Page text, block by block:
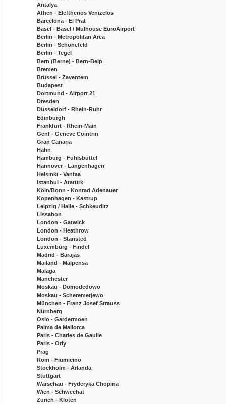
Antalya
Athen - Eleftherios Venizelos
Barcelona - El Prat
Basel - Basel / Mulhouse EuroAirport
Berlin - Metropolitan Area
Berlin - Schönefeld
Berlin - Tegel
Bern (Berne) - Bern-Belp
Bremen
Brüssel - Zaventem
Budapest
Dortmund - Airport 21
Dresden
Düsseldorf - Rhein-Ruhr
Edinburgh
Frankfurt - Rhein-Main
Genf - Geneve Cointrin
Gran Canaria
Hahn
Hamburg - Fuhlsbüttel
Hannover - Langenhagen
Helsinki - Vantaa
Istanbul - Atatürk
Köln/Bonn - Konrad Adenauer
Kopenhagen - Kastrup
Leipzig / Halle - Schkeuditz
Lissabon
London - Gatwick
London - Heathrow
London - Stansted
Luxemburg - Findel
Madrid - Barajas
Mailand - Malpensa
Malaga
Manchester
Moskau - Domodedowo
Moskau - Scheremetjewo
München - Franz Josef Strauss
Nürnberg
Oslo - Gardermoen
Palma de Mallorca
Paris - Charles de Gaulle
Paris - Orly
Prag
Rom - Fiumicino
Stockholm - Arlanda
Stuttgart
Warschau - Fryderyka Chopina
Wien - Schwechat
Zürich - Kloten